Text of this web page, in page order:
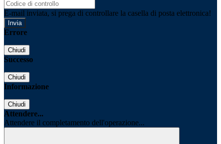
E-mail inviata, si prega di controllare la casella di posta elettronica!
Errore
Chiudi
Successo
Chiudi
Informazione
Chiudi
Attendere...
Attendere il completamento dell'operazione...